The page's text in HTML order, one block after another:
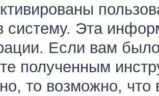
систему. Эта
Если вам
полученным
то возможно,